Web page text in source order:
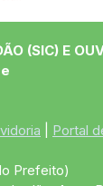
(SIC) E
Portal
Prefeito)